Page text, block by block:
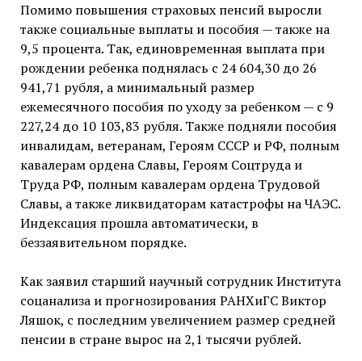
Помимо повышения страховых пенсий выросли
также социальные выплаты и пособия — также на
9,5 процента. Так, единовременная выплата при
рождении ребенка поднялась с 24 604,30 до 26
941,71 рубля, а минимальный размер
ежемесячного пособия по уходу за ребенком — с 9
227,24 до 10 103,83 рубля. Также подняли пособия
инвалидам, ветеранам, Героям СССР и РФ, полным
кавалерам ордена Славы, Героям Соцтруда и
Труда РФ, полным кавалерам ордена Трудовой
Славы, а также ликвидаторам катастрофы на ЧАЭС.
Индексация прошла автоматически, в
беззаявительном порядке.
Как заявил старший научный сотрудник Института
соцанализа и прогнозирования РАНХиГС Виктор
Ляшок, с последним увеличением размер средней
пенсии в стране вырос на 2,1 тысячи рублей.